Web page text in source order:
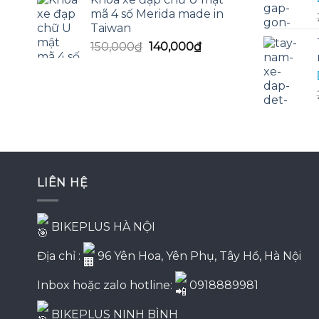
là:
130,000₫.
tại
là:
mã 4 số Merida made in
Taiwan
150,000₫ Giá
140,000₫Giá
LIÊN HỆ
BIKEPLUS HÀ NỘI
Địa chỉ : 96 Yên Hoa, Yên Phụ, Tây Hồ, Hà Nội
Inbox hoặc zalo hotline: 0918889981
BIKEPLUS NINH BÌNH